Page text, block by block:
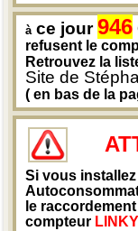
à ce jour946
refusent le
Retrouvez la
Site de
( en bas de la
Si vous
le
compteur LINKY